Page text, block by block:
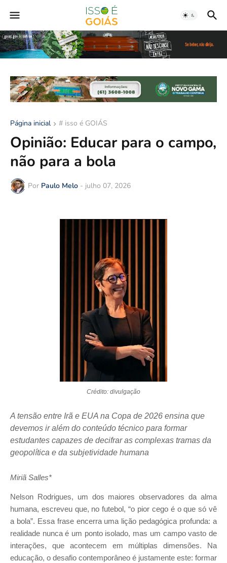
Página inicial # isso é GOIÁS
Opinião: Educar para o campo,
não para a bola
Por Paulo Melo - julho 07, 2026
Crédito: divulgação
A tensão entre Irã e EUA na Copa de 2026 ensina que
devemos ir além do conteúdo técnico para formar
estudantes capazes de decifrar as complexas tramas da
geopolítica e da subjetividade humana
Miriã Salles*
Nelson Rodrigues, um dos maiores observadores da alma
humana, escreveu que, no futebol, “o pior cego é o que só vê
a bola”. Essa frase encerra uma lição pedagógica profunda: a
realidade nunca é um ponto isolado, mas um campo vasto de
interações, que acontecem em múltiplas dimensões. Na
educação, o desafio contemporâneo é justamente este: formar